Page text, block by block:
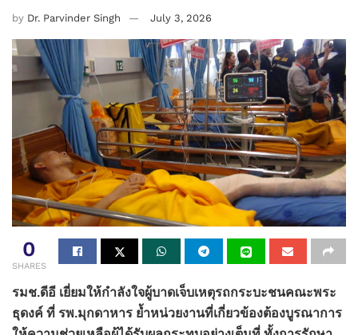
by Dr. Parvinder Singh July 3, 2026
0
SHARES
รมช.ดีอี เยี่ยมให้กำลังใจผู้บาดเจ็บเหตุรถกระบะชนคณะพระ
ธุดงค์ ที่ รพ.มุกดาหาร ย้ำหน่วยงานที่เกี่ยวข้องต้องบูรณาการ